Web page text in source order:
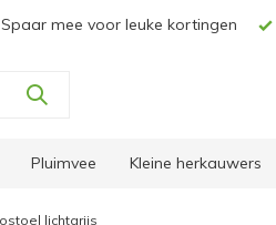
Spaar mee voor leuke kortingen
Pluimvee Kleine herkauwers
lichtgrijs